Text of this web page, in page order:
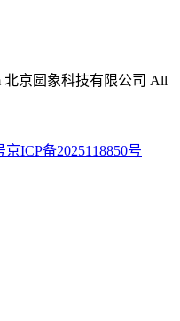
北京圆象科技有限公司 All
京ICP备2025118850号